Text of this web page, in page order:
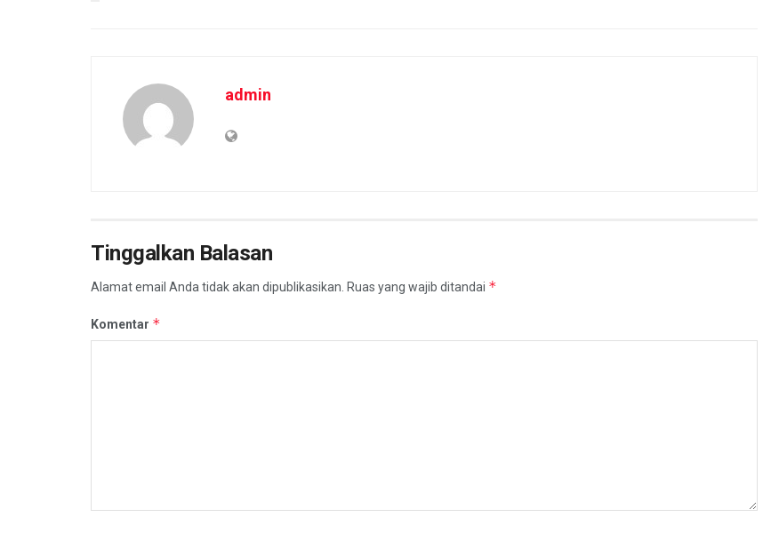
admin
Tinggalkan Balasan
Alamat email Anda tidak akan dipublikasikan. Ruas yang wajib ditandai *
Komentar *